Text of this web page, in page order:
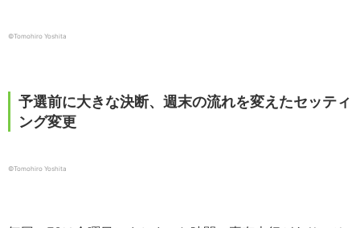
©︎Tomohiro Yoshita
予選前に大きな決断、週末の流れを変えたセッティ
ング変更
©︎Tomohiro Yoshita